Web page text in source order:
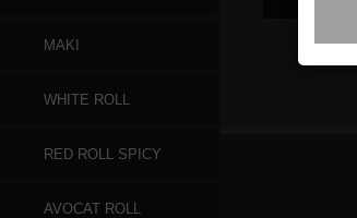
MAKI
WHITE ROLL
RED ROLL SPICY
AVOCAT ROLL